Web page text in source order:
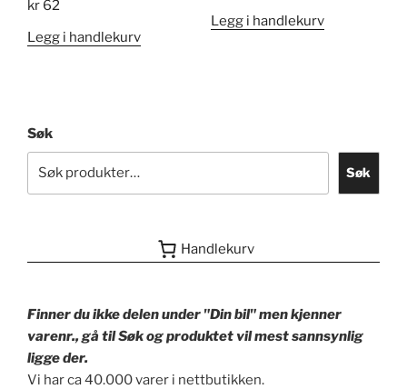
kr 62
Legg i handlekurv
Legg i handlekurv
Søk
Søk
Handlekurv
Finner du ikke delen under "Din bil" men kjenner
varenr., gå til Søk og produktet vil mest sannsynlig
ligge der.
Vi har ca 40.000 varer i nettbutikken.